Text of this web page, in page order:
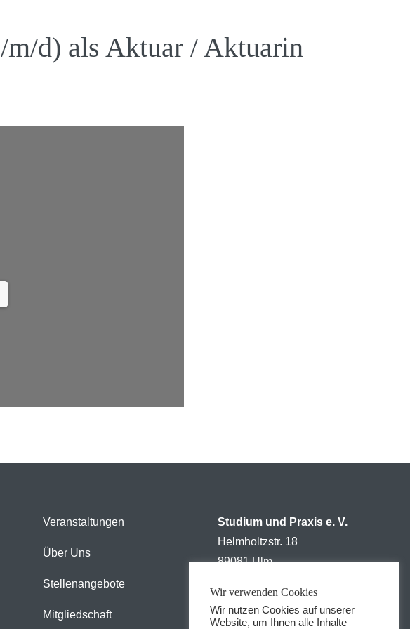
m/d) als Aktuar / Aktuarin
Veranstaltungen
Über Uns
Stellenangebote
Mitgliedschaft
Studium und Praxis e. V.
Helmholtzstr. 18
89081 Ulm
Tel: +49 731 5023612
Fax: +49 731 5023612
Wir verwenden Cookies
Wir nutzen Cookies auf unserer
Website, um Ihnen alle Inhalte